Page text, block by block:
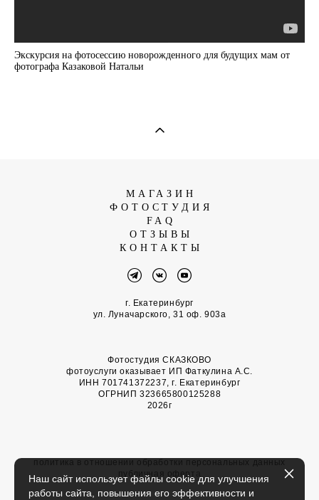
Экскурсия на фотосессию новорожденного для будущих мам от
фотографа Казаковой Натальи
МАГАЗИН
ФОТОСТУДИЯ
FAQ
ОТЗЫВЫ
КОНТАКТЫ
г. Екатеринбург
ул. Луначарского, 31 оф. 903а
Фотостудия СКАЗКОВО
фотоуслуги оказывает ИП Фаткулина А.С.
ИНН 701741372237, г. Екатеринбург
ОГРНИП 323665800125288
2026г
политика в отношении обработки персональных данных
публичная оферта
Наш сайт использует файлы cookie для улучшения
работы сайта, повышения его эффективности и